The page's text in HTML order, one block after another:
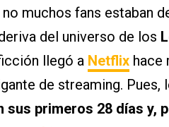
muchos fans estaban
del universo de los
llegó a Netflix hace
de streaming. Pues,
sus primeros 28 días y,